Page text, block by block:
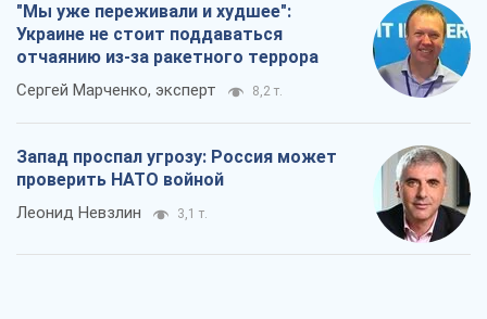
"Мы уже переживали и худшее":
Украине не стоит поддаваться
отчаянию из-за ракетного террора
Сергей Марченко, эксперт 8,2 т.
Запад проспал угрозу: Россия может
проверить НАТО войной
Леонид Невзлин 3,1 т.